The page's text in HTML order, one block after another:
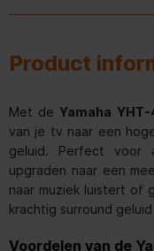
Product
Met deYamaha
van je tv naar een
geluid. Perfect voor
upgraden naar een
naar muziek luistert of
krachtig surround
Voordelen van de